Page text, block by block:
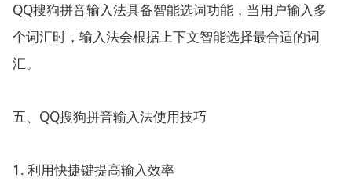
QQ搜狗拼音输入法具备智能选词功能，当用户输入多
个词汇时，输入法会根据上下文智能选择最合适的词
汇。
五、QQ搜狗拼音输入法使用技巧
1. 利用快捷键提高输入效率